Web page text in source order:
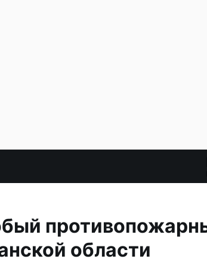
области